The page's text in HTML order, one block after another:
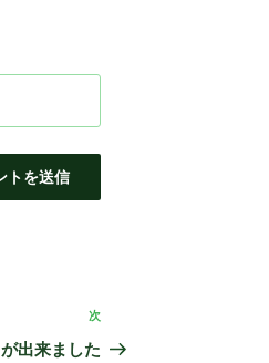
次
の
次
出来ました